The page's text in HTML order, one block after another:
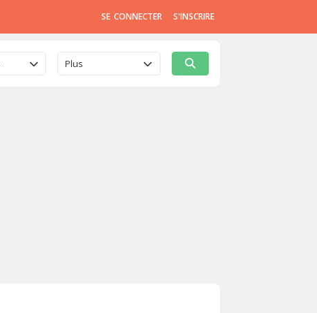
SE CONNECTER S'INSCRIRE
Plus